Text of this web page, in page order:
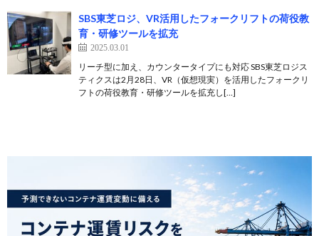
SBS東芝ロジ、VR活用したフォークリフトの荷役教
育・研修ツールを拡充
2025.03.01
リーチ型に加え、カウンタータイプにも対応 SBS東芝ロジス
ティクスは2月28日、VR（仮想現実）を活用したフォークリ
フトの荷役教育・研修ツールを拡充し[…]